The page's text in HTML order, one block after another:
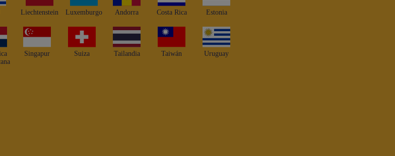
Liechtenstein Luxemburgo Andorra Costa Rica Estonia
Singapur Suiza Tailandia Taiwán Uruguay